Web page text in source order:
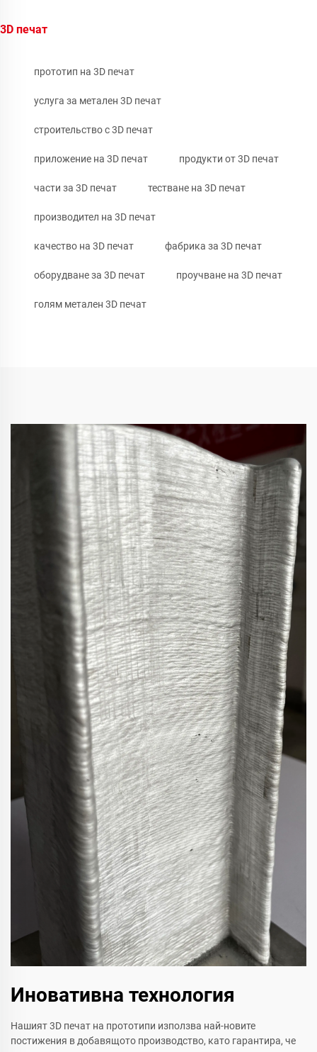
3D печат
прототип на 3D печат
услуга за метален 3D печат
строительство с 3D печат
приложение на 3D печат продукти от 3D печат
части за 3D печат тестване на 3D печат
производител на 3D печат
качество на 3D печат фабрика за 3D печат
оборудване за 3D печат проучване на 3D печат
голям метален 3D печат
Иновативна технология
Нашият 3D печат на прототипи използва най-новите
постижения в добавящото производство, като гарантира, че